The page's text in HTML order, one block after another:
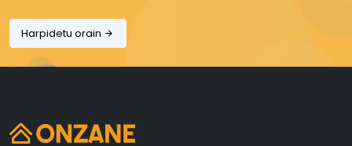
Harpidetu orain